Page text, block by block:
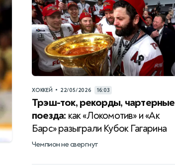
ХОККЕЙ • 22/05/2026 16:03
Трэш-ток, рекорды, чартерные
поезда: как «Локомотив» и «Ак
Барс» разыграли Кубок Гагарина
Чемпион не свергнут